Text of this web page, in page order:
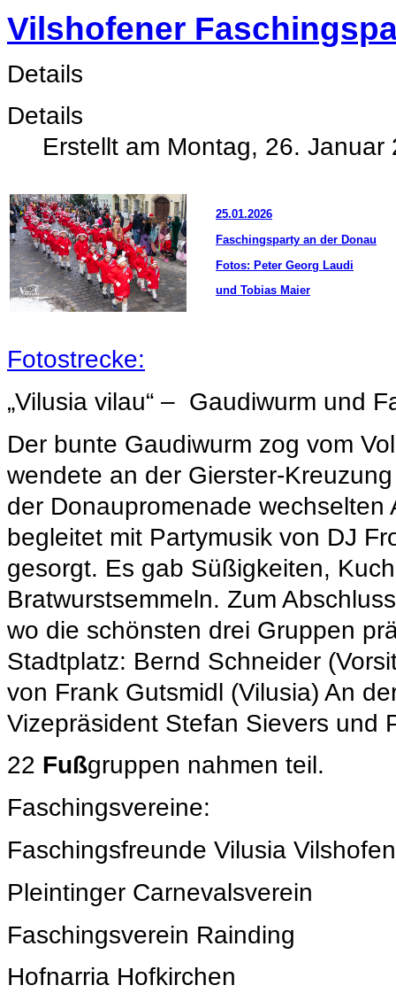
Vilshofener
Details
Details
Erstellt am Montag, 26. Januar
25.01.2026
Faschingsparty an der Donau
Fotos: Peter Georg Laudi
und Tobias Maier
Fotostrecke:
„Vilusia vilau“ – Gaudiwurm und
Der bunte Gaudiwurm zog vom
wendete an der Gierster-
der Donaupromenade
begleitet mit Partymusik von DJ
gesorgt. Es gab Süßigkeiten,
Bratwurstsemmeln. Zum
wo die schönsten drei Gruppen
Stadtplatz: Bernd Schneider
von Frank Gutsmidl (Vilusia) An
Vizepräsident Stefan Sievers und
22 Fußgruppen nahmen teil.
Faschingsvereine:
Faschingsfreunde Vilusia
Pleintinger Carnevalsverein
Faschingsverein Rainding
Hofnarria Hofkirchen